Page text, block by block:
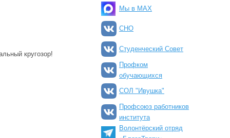
кругозор!
Мы в MAX
СНО
Студенческий Совет
Профком
обучающихся
СОЛ "Ивушка"
Профсоюз работников
института
Волонтёрский отряд